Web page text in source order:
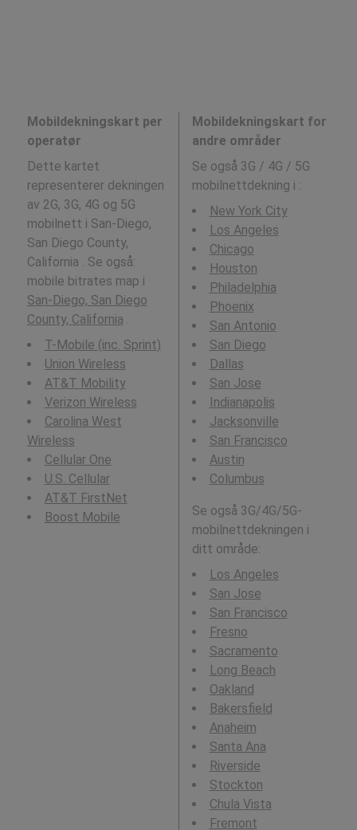
Mobildekningskart per
operatør
Dette kartet
representerer dekningen
av 2G, 3G, 4G og 5G
mobilnett i San-Diego,
San Diego County,
California . Se også:
mobile bitrates map i
San-Diego, San Diego
County, California .
T-Mobile (inc. Sprint)
Union Wireless
AT&T Mobility
Verizon Wireless
Carolina West
Wireless
Cellular One
U.S. Cellular
AT&T FirstNet
Boost Mobile
Mobildekningskart for
andre områder
Se også 3G / 4G / 5G
mobilnettdekning i :
New York City
Los Angeles
Chicago
Houston
Philadelphia
Phoenix
San Antonio
San Diego
Dallas
San Jose
Indianapolis
Jacksonville
San Francisco
Austin
Columbus
Se også 3G/4G/5G-
mobilnettdekningen i
ditt område:
Los Angeles
San Jose
San Francisco
Fresno
Sacramento
Long Beach
Oakland
Bakersfield
Anaheim
Santa Ana
Riverside
Stockton
Chula Vista
Fremont